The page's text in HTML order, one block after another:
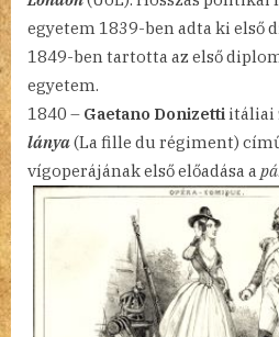
egyetem 1839-ben adta ki első
1849-ben tartotta az első
egyetem.
1840 – Gaetano Donizettiitáliai
lánya(La fille du régiment)
vígoperájának elsőelőadása a